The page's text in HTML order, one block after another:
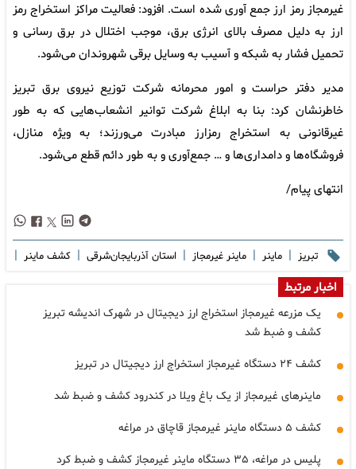
غیرمجاز رمز ارز جمع آوری شده است. افزود: فعالیت مراکز استخراج رمز
ارز به دلیل مصرف بالای انرژی برق، موجب اختلال در برق رسانی و
تحمیل فشار به شبکه و آسیب به وسایل برقی شهروندان می‌شود.
مدیر دفتر حراست و امور محرمانه شرکت توزیع نیروی برق تبریز
خاطرنشان کرد: بنا به ابلاغ شرکت توانیر انشعاب‌هایی که به طور
غیرقانونی به استخراج رمزارز مبادرت می‌ورزند؛ به ویژه منازل،
فروشگاه‌ها و دامداری‌ها و … جمع‌آوری و به طور دائم قطع می‌شود.
انتهای پیام/
تبریز | ماینر | ماینر غیرمجاز | استان آذربایجان‌شرقی | کشف ماینر |
اخبار مرتبط
یک مزرعه غیرمجاز استخراج ارز دیجیتال در شهرک اندیشه تبریز
کشف و ضبط شد
کشف ۲۴ دستگاه غیرمجاز استخراج ارز دیجیتال در تبریز
ماینرهای غیرمجاز از یک باغ ویلا در کندرود کشف و ضبط شد
کشف ۵ دستگاه ماینر غیرمجاز قاچاق در مراغه
پلیس در مراغه، ۳۵ دستگاه ماینر غیرمجاز کشف و ضبط کرد